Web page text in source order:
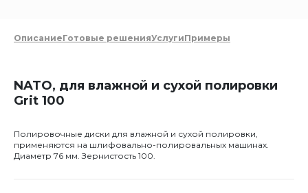
ОписаниеГотовые решенияУслугиПримеры
NATO, для влажной и сухой полировки
Grit 100
Полировочные диски для влажной и сухой полировки,
применяются на шлифовально-полировальных машинах.
Диаметр 76 мм. Зернистость 100.